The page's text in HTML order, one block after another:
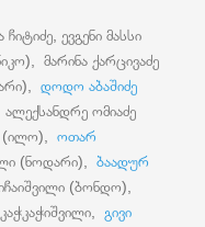
ჩიტიძე, ევგენი მასსი
მარინა ქარცივაძე
დოდო აბაშიძე
ომიაძე
(ილო),
ოთარ
(ნოდარი), ბაადურ
(ბონდო),
გივი